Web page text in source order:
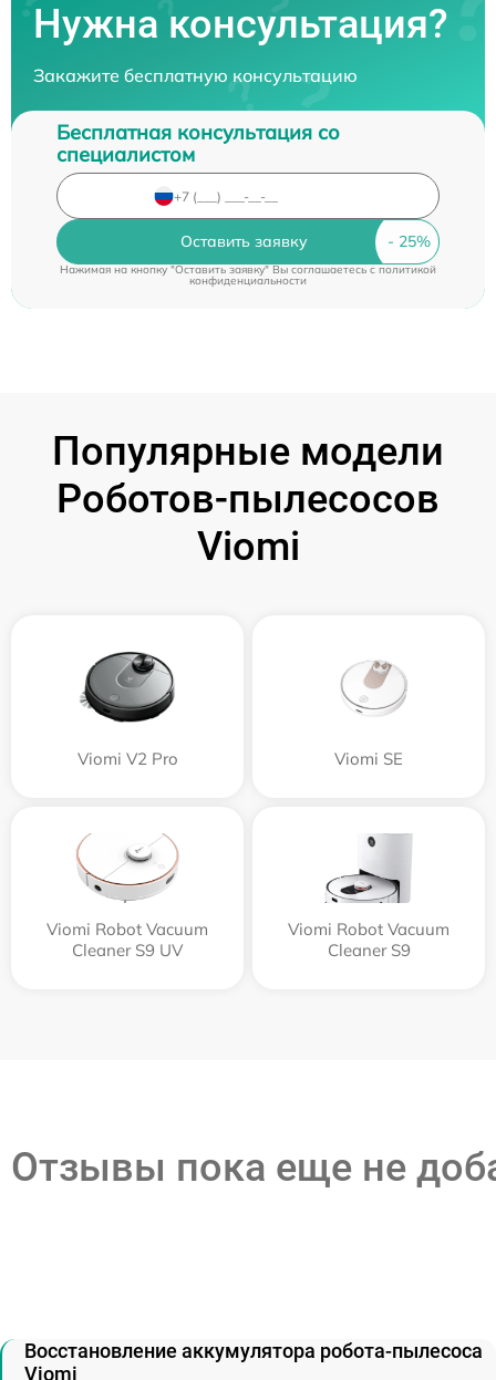
Нужна консультация?
Закажите бесплатную консультацию
Бесплатная консультация со
специалистом
Оставить заявку
Нажимая на кнопку "Оставить заявку" Вы соглашаетесь c политикой
конфиденциальности
Популярные модели
Роботов-пылесосов
Viomi
Viomi V2 Pro Viomi SE
Viomi Robot Vacuum
Cleaner S9 UV
Viomi Robot Vacuum
Cleaner S9
Отзывы пока еще не
Восстановление аккумулятора робота-пылесоса
Viomi